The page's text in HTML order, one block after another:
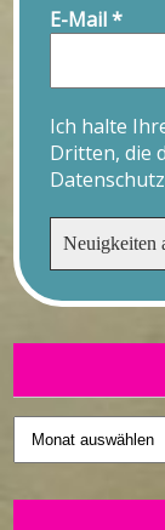
E-Mail*
Ich halte
Dritten, die
Vergangenes